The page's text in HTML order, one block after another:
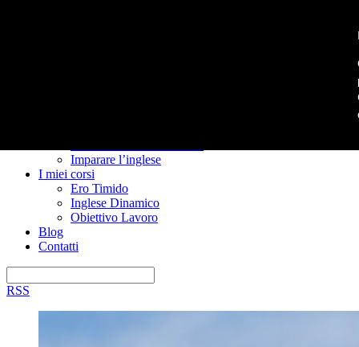
Imparare l’inglese
I miei corsi
Ero Timido
Inglese Dinamico
Obiettivo Lavoro
Blog
Contatti
RSS